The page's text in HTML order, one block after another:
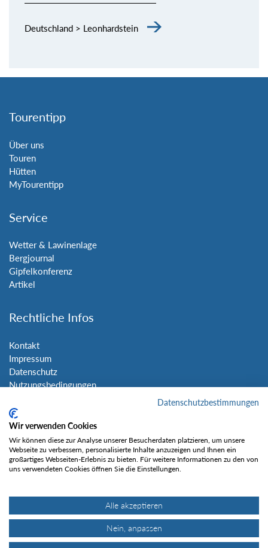
Deutschland > Leonhardstein
Tourentipp
Über uns
Touren
Hütten
MyTourentipp
Service
Wetter & Lawinenlage
Bergjournal
Gipfelkonferenz
Artikel
Rechtliche Infos
Kontakt
Impressum
Datenschutz
Nutzungsbedingungen
Social Media
Gefällt mir
Datenschutzbestimmungen
Wir verwenden Cookies
Wir können diese zur Analyse unserer Besucherdaten platzieren, um unsere
Webseite zu verbessern, personalisierte Inhalte anzuzeigen und Ihnen ein
großartiges Webseiten-Erlebnis zu bieten. Für weitere Informationen zu den von
uns verwendeten Cookies öffnen Sie die Einstellungen.
Alle akzeptieren
Nein, anpassen